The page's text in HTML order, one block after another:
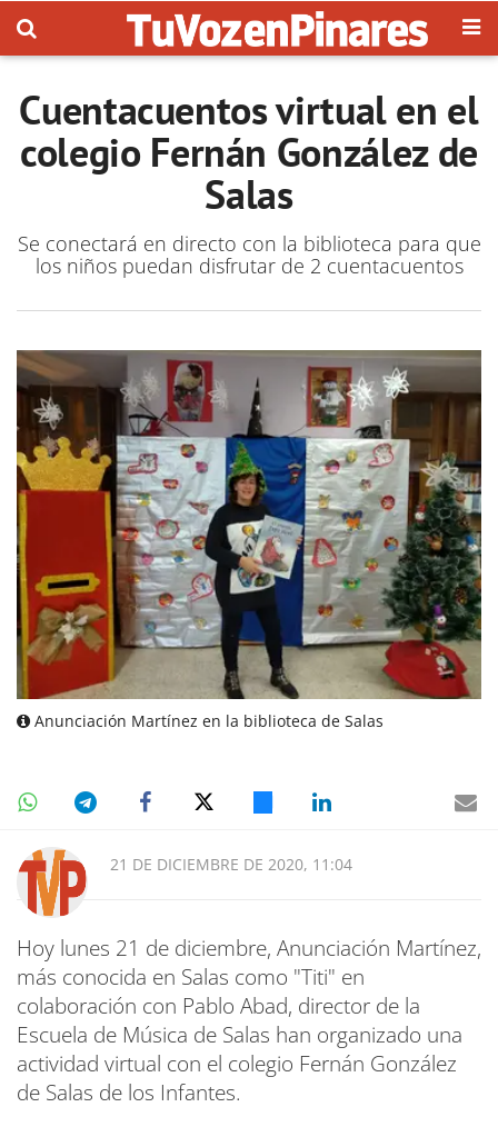
Cuentacuentos virtual en el
colegio Fernán González de
Salas
Se conectará en directo con la biblioteca para que
los niños puedan disfrutar de 2 cuentacuentos
Anunciación Martínez en la biblioteca de Salas
21 DE DICIEMBRE DE 2020, 11:04
Hoy lunes 21 de diciembre, Anunciación Martínez,
más conocida en Salas como "Titi" en
colaboración con Pablo Abad, director de la
Escuela de Música de Salas han organizado una
actividad virtual con el colegio Fernán González
de Salas de los Infantes.